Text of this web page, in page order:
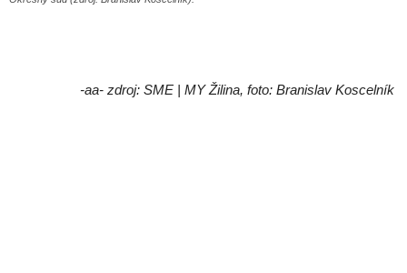
-aa- zdroj: SME | MY Žilina, foto: Branislav Koscelník